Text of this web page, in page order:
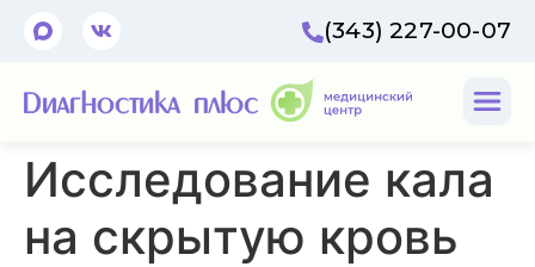
(343) 227-00-07
Исследование кала
на скрытую кровь